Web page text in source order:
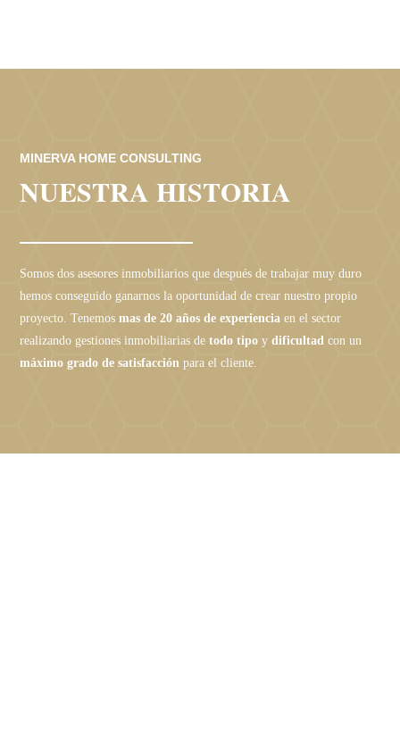
MINERVA HOME CONSULTING
NUESTRA HISTORIA
Somos dos asesores inmobiliarios que después de trabajar muy duro
hemos conseguido ganarnos la oportunidad de crear nuestro propio
proyecto. Tenemosmas de 20 años de experiencia en el sector
realizando gestiones inmobiliarias detodo tipo ydificultad con un
máximo grado de satisfacción para el cliente.